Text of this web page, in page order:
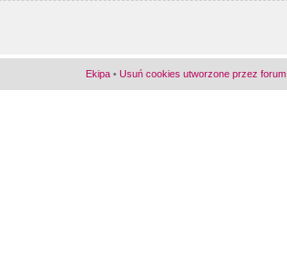
Ekipa • Usuń cookies utworzone przez forum